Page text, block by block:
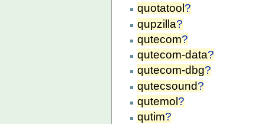
quotatool ?
qupzilla?
qutecom?
qutecom-data?
qutecom-dbg?
qutecsound?
qutemol ?
qutim?